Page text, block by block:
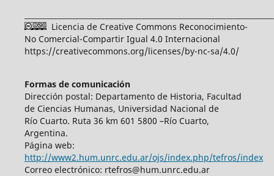
Licencia de Creative Commons Reconocimiento-
No Comercial-Compartir Igual 4.0 Internacional
https://creativecommons.org/licenses/by-nc-sa/4.0/
Formas de comunicación
Dirección postal: Departamento de Historia, Facultad
de Ciencias Humanas, Universidad Nacional de
Río Cuarto. Ruta 36 km 601 5800 –Río Cuarto,
Argentina.
Página web:
http://www2.hum.unrc.edu.ar/ojs/index.php/tefros/index
Correo electrónico: rtefros@hum.unrc.edu.ar